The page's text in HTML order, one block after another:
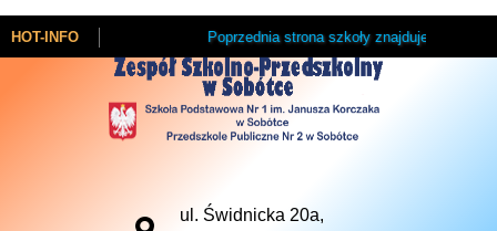
HOT-INFO Poprzednia strona szkoły znajduje się pod
ul. Świdnicka 20a,